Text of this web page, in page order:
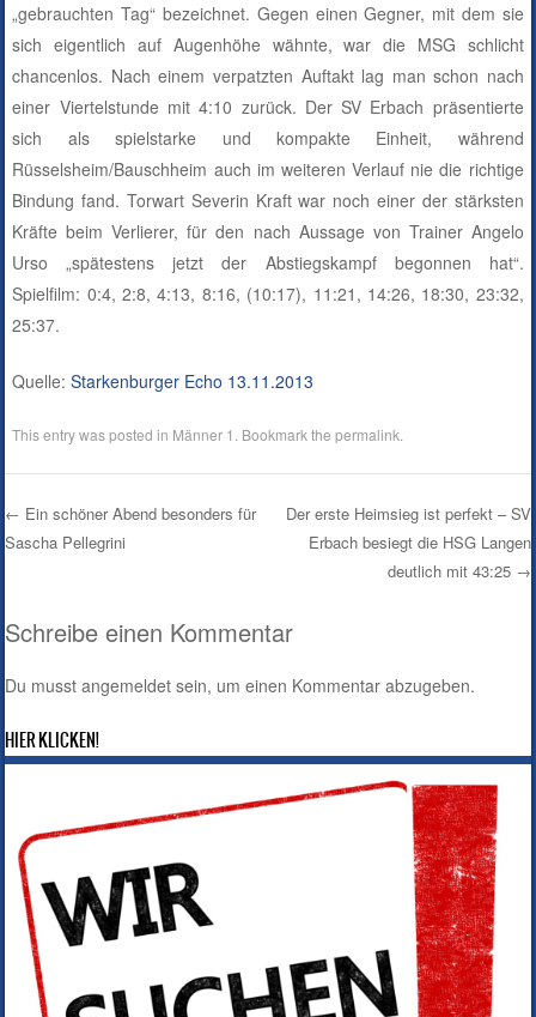
„gebrauchten Tag“ bezeichnet. Gegen einen Gegner, mit dem sie
sich eigentlich auf Augenhöhe wähnte, war die MSG schlicht
chancenlos. Nach einem verpatzten Auftakt lag man schon nach
einer Viertelstunde mit 4:10 zurück. Der SV Erbach präsentierte
sich als spielstarke und kompakte Einheit, während
Rüsselsheim/Bauschheim auch im weiteren Verlauf nie die richtige
Bindung fand. Torwart Severin Kraft war noch einer der stärksten
Kräfte beim Verlierer, für den nach Aussage von Trainer Angelo
Urso „spätestens jetzt der Abstiegskampf begonnen hat“.
Spielfilm: 0:4, 2:8, 4:13, 8:16, (10:17), 11:21, 14:26, 18:30, 23:32,
25:37.
Quelle:Starkenburger Echo 13.11.2013
This entry was posted in Männer 1 . Bookmark thepermalink
Post navigation
← Ein schöner Abend besonders für
Sascha Pellegrini
Der erste Heimsieg ist perfekt – SV
Erbach besiegt die HSG Langen
deutlich mit 43:25 →
Schreibe einen Kommentar
Du musstangemeldet sein, um einen Kommentar abzugeben.
HIER KLICKEN!